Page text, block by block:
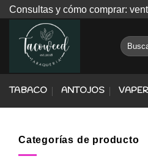
Skip
content
Consultas y cómo comprar:
Buscar
por:
TABACO ANTOJOS
Categorías de producto